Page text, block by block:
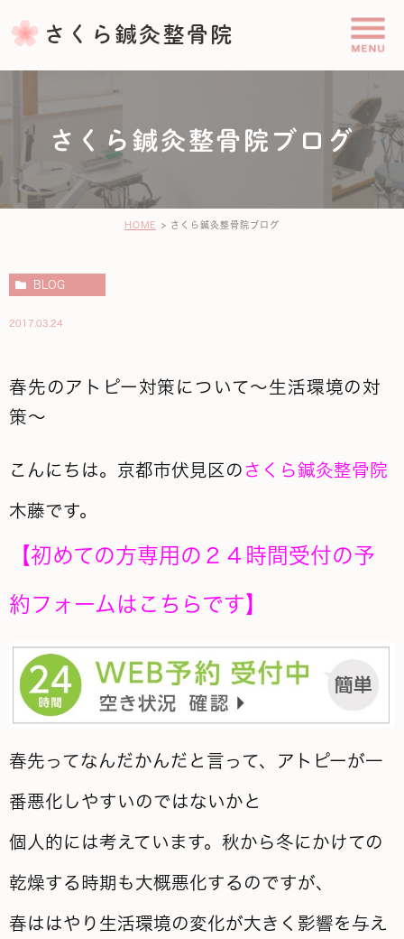
さくら鍼灸整骨院ブログ
HOME さくら鍼灸整骨院ブログ
BLOG
2017.03.24
春先のアトピー対策について～生活環境の対
策～
こんにちは。京都市伏見区の さくら鍼灸整骨院
木藤です。
【初めての方専用の２４時間受付の予
約フォームはこちらです 】
春先ってなんだかんだと言って、アトピーが一
番悪化しやすいのではないかと
個人的には考えています。秋から冬にかけての
乾燥する時期も大概悪化するのですが、
春ははやり生活環境の変化が大きく影響を与え